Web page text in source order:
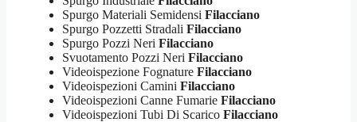
Spurgo Materiali Semidensi Filacciano
Spurgo Pozzetti Stradali Filacciano
Spurgo Pozzi Neri Filacciano
Svuotamento Pozzi Neri Filacciano
Videoispezione Fognature Filacciano
Videoispezioni Camini Filacciano
Videoispezioni Canne Fumarie Filacciano
Videoispezioni Tubi Di Scarico Filacciano